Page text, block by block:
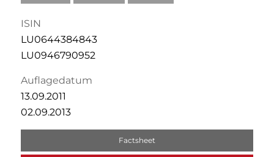
ISIN
LU0644384843
LU0946790952
Auflagedatum
13.09.2011
02.09.2013
Factsheet